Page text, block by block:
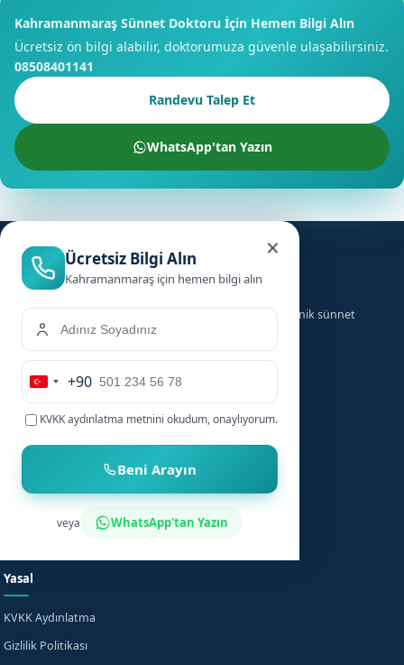
Kahramanmaraş Sünnet Doktoru İçin Hemen Bilgi Alın
Ücretsiz ön bilgi alabilir, doktorumuza güvenle ulaşabilirsiniz.
08508401141
Randevu Talep Et
WhatsApp'tan Yazın
×
Ücretsiz Bilgi Alın
Kahramanmaraş için hemen bilgi alın
Turkey
+90
+90
KVKK aydınlatma metnini okudum, onaylıyorum.
Beni Arayın
veya WhatsApp'tan Yazın
Türkiye genelinde ailelere güvenilir, hızlı ve hijyenik sünnet
hizmeti sunuyoruz.
Hizmetler
Bebek Sünneti
Çocuk Sünneti
Sünnet Sonrası Bakım
Fiyat Bilgisi
Evde Sünnet
Anasayfa
Şehirler
Bilgi Merkezi
Yasal
KVKK Aydınlatma
Gizlilik Politikası